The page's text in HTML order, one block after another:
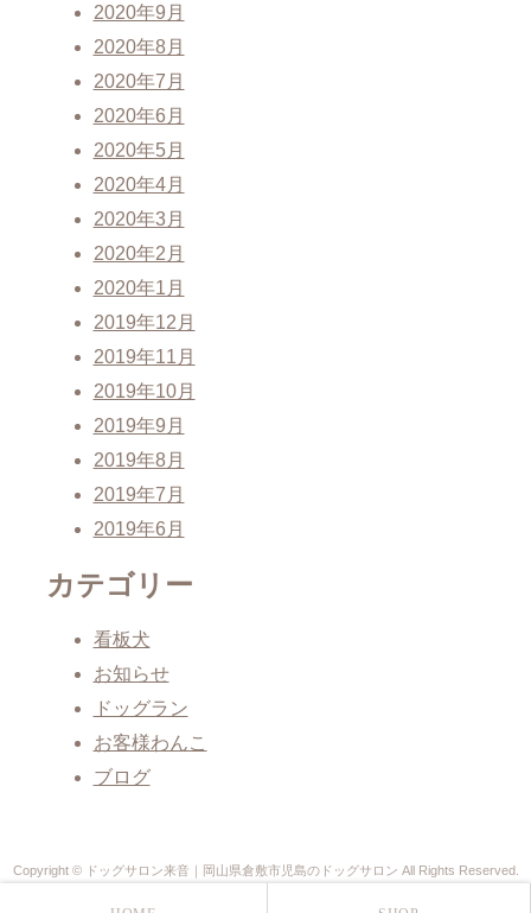
2020年9月
2020年8月
2020年7月
2020年6月
2020年5月
2020年4月
2020年3月
2020年2月
2020年1月
2019年12月
2019年11月
2019年10月
2019年9月
2019年8月
2019年7月
2019年6月
カテゴリー
看板犬
お知らせ
ドッグラン
お客様わんこ
ブログ
Copyright © ドッグサロン来音｜岡山県倉敷市児島のドッグサロン All Rights Reserved.